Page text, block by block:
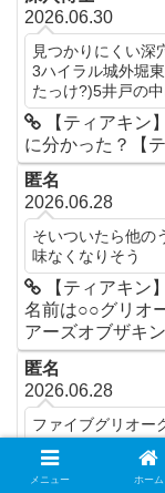
2026.06.30
見つかりにくい深
3ハイラル城外堀
たっけ?)5井戸の
【ティアキン
に分かった？【
匿名
2026.06.28
そいついたら他の
味なくなりそう
【ティアキン
名前は○○グリオ
アーズオブザキン
匿名
2026.06.28
ファイブグリオー
【ティアキン
名前は○○グリオ
メニュー ホーム